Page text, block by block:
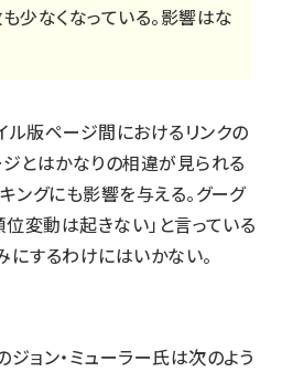
少なくなっている。影響はな
ル版ページ間におけるリンクの
とはかなりの相違が見られる
ングにも影響を与える。グーグ
変動は起きない」と言っている
にするわけにはいかない。
ョン・ミューラー氏は次のよう